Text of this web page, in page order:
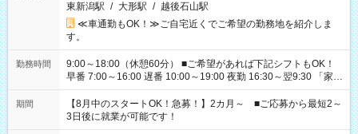
東新潟駅 / 大形駅 / 越後石山駅
≪車通勤もOK！≫ご自宅近くでご希望の勤務地を紹介しま
す。
勤務時間
9:00～18:00（休憩60分） ■ご希望があれば下記シフトもOK！
早番 7:00～16:00 遅番 10:00～19:00 夜勤 16:30～翌9:30 「家族
と休みを合わせたい」 「余裕を持って夕飯の準備がしたい」
「できれば残業はしたくない」 など、ご希望を教えてください
ね。 ※Wワーク希望の方へ 今ご覧のお仕事で希望する勤務時間
と、もう1つのお仕事の勤務時間。 合計で週40時間を超える場
期間
【8月中のスタートOK！急募！】2カ月～ ■ご応募から最短2～
3日後に就業が可能です！